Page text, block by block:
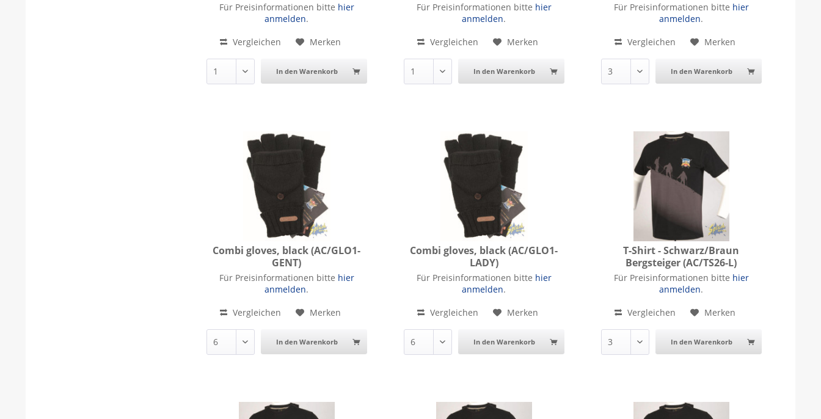
T-Shirt - Kap.Br. Wap 20 Marine-XL
Für Preisinformationen bitte hier
anmelden.
Vergleichen
Merken
In den Warenkorb
T-Shirt - Kap.Br. Wap 20 Marine-XXL
Für Preisinformationen bitte hier
anmelden.
Vergleichen
Merken
In den Warenkorb
Cap suede peak, black/brown
Für Preisinformationen bitte hier
anmelden.
Vergleichen
Merken
In den Warenkorb
Combi gloves, black (AC/GLO1-
GENT)
Combi gloves, black
Für Preisinformationen bitte hier
anmelden.
Vergleichen
Merken
In den Warenkorb
Combi gloves, black (AC/GLO1-
LADY)
Combi gloves, black
Für Preisinformationen bitte hier
anmelden.
Vergleichen
Merken
In den Warenkorb
T-Shirt - Schwarz/Braun
Bergsteiger (AC/TS26-L)
T-Shirt - Schwarz/Braun Bergsteiger
Für Preisinformationen bitte hier
anmelden.
Vergleichen
Merken
In den Warenkorb